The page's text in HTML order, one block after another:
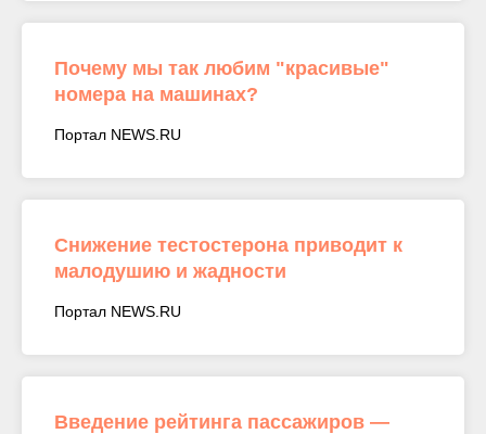
Почему мы так любим "красивые"
номера на машинах?
Портал NEWS.RU
Снижение тестостерона приводит к
малодушию и жадности
Портал NEWS.RU
Введение рейтинга пассажиров —